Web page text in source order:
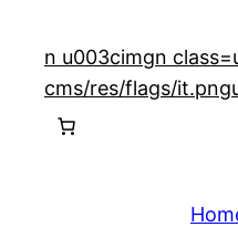
n u003cimgn
cms/res/flags/